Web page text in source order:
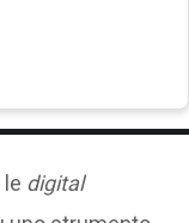
le digital